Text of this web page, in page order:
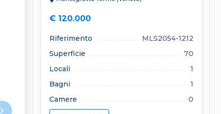
keyboard_arrow_right
€ 120.000
Riferimento
MLS2054-1212
Superficie
70
Locali
1
Bagni
1
Camere
0